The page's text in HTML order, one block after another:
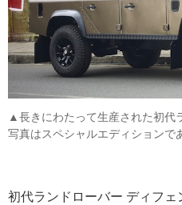
▲長きにわたって生産された初代
写真はスペシャルエディションで
初代ランドローバー ディフ